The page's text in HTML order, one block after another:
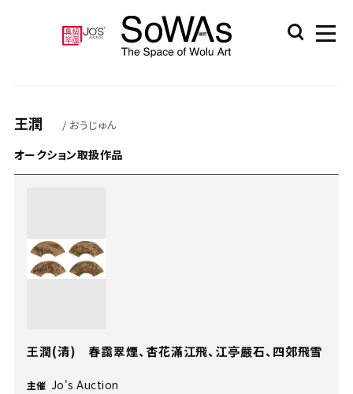
王潤 / おうじゅん
オークション取扱作品
王潤(清) 春靄翠煙、杏花滿江飛、江亭嚴石、四郊飛雪
主催 Jo's Auction